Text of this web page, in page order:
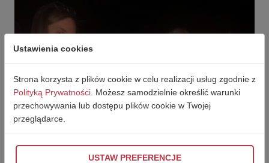
Ustawienia cookies
Strona korzysta z plików cookie w celu realizacji usług zgodnie z
Polityką Prywatności. Możesz samodzielnie określić warunki
przechowywania lub dostępu plików cookie w Twojej
przeglądarce.
USTAW PREFERENCJE